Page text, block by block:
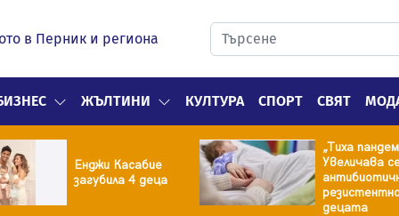
в Перник и региона
ЖЪЛТИНИ КУЛТУРА СПОРТ СВЯТ
Енджи Касабие
загубила 4 деца
„Тиха
Увеличава
децата